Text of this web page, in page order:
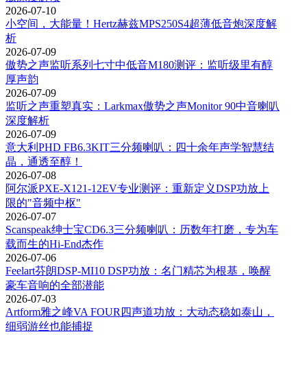
2026-07-10
小空间，大能量！Hertz赫兹MPS250S4超薄低音炮深度解
析
2026-07-09
傲势之声监听系列七寸中低音M180测评：监听级里有醇
厚声韵
2026-07-09
监听之声重塑真实：Larkmax傲势之声Monitor 90中音喇叭
深度解析
2026-07-09
意大利PHD FB6.3KIT三分频喇叭：四十余年声学智慧结
晶，通透至醇！
2026-07-08
阿尔派PXE-X121-12EV专业测评：重新定义DSP功放上
限的"音频中枢"
2026-07-07
Scanspeak绅士宝CD6.3三分频喇叭：历数年打磨，专为车
载而生的Hi-End杰作
2026-07-06
Feelart芬朗DSP-MI10 DSP功放：名门精芯为根基，唤醒
豪车音响的全部潜能
2026-07-03
Artform雅之峰VA FOUR四声道功放：大动态稳如泰山，
细弱游丝也能捕捉